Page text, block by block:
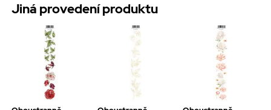
Jiná provedení produktu